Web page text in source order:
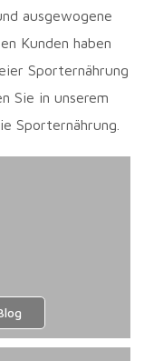
ausgewogene
Kunden haben
Sporternährung
Sie in unserem
Sporternährung.